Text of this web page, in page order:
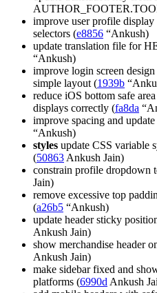
improve user profile
selectors (e8856 “Ankush)
update translation file for
“Ankush)
improve login screen
simple layout (1939b
reduce iOS bottom safe
displays correctly (fa8da
improve spacing and
“Ankush)
styles update CSS variable
(50863 Ankush Jain)
constrain profile dropdown
Jain)
remove excessive top
(a26b5 “Ankush)
update header sticky
Ankush Jain)
show merchandise header
Ankush Jain)
make sidebar fixed and
platforms (6990d Ankush